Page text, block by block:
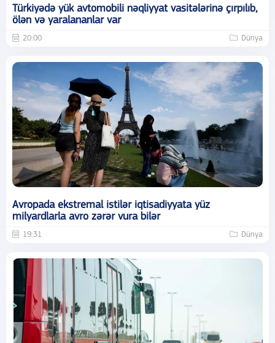
Türkiyədə yük avtomobili nəqliyyat vasitələrinə çırpılıb,
ölən və yaralananlar var
20:00 Dünya
Avropada ekstremal istilər iqtisadiyyata yüz
milyardlarla avro zərər vura bilər
19:31 Dünya